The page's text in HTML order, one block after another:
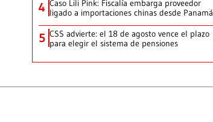
4 Caso Lili Pink: Fiscalía embarga proveedor
ligado a importaciones chinas desde Panamá
5 CSS advierte: el 18 de agosto vence el plazo
para elegir el sistema de pensiones